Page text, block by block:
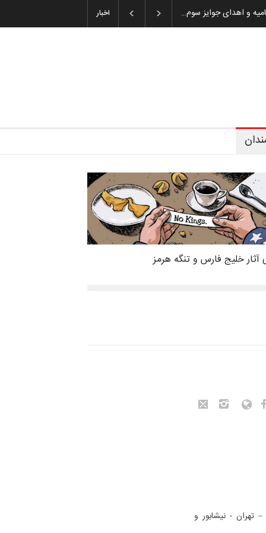
اخبار باشول (۱۹۳۶–۲۰۲۶)
آثار خلیج فارس و تنگه هرمز
– تهران - نیشابور و